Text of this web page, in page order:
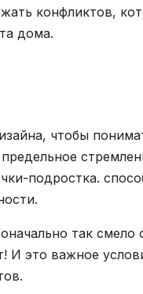
конфликтов,
дома.
чтобы
подростка.
так
это важное